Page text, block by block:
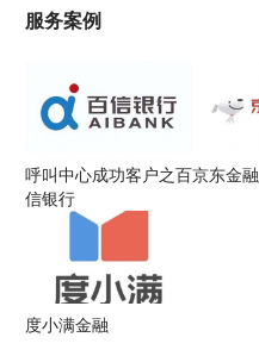
服务案例
呼叫中心成功客户之百
信银行
京东金融
度小满金融